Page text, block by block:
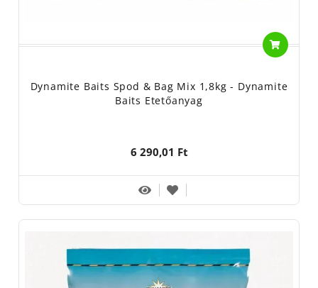
Dynamite Baits Spod & Bag Mix 1,8kg - Dynamite
Baits Etetőanyag
6 290,01 Ft